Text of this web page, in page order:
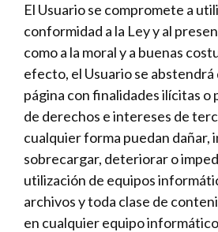
El Usuario se compromete a
conformidad a la Ley y al
como a la moral y a buenas
efecto, el Usuario se abstendrá
página con finalidades ilícitas o
de derechos e intereses de
cualquier forma puedan dañar,
sobrecargar, deteriorar o
utilización de equipos
archivos y toda clase de
en cualquier equipo